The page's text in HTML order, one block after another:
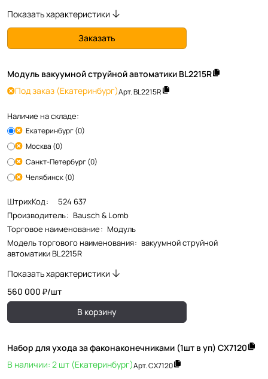
Показать характеристики
Заказать
Модуль вакуумной струйной автоматики BL2215R
Под заказ (Екатеринбург)Арт.BL2215R
Наличие на складе:
Екатеринбург (0)
Москва (0)
Санкт-Петербург (0)
Челябинск (0)
ШтрихКод:
524 637
Производитель: Bausch & Lomb
Торговое наименование: Модуль
Модель торгового наименования: вакуумной струйной
автоматики BL2215R
Показать характеристики
560 000 ₽/шт
В корзину
Набор для ухода за факонаконечниками (1шт в уп) CX7120
В наличии: 2 шт (Екатеринбург)Арт.CX7120